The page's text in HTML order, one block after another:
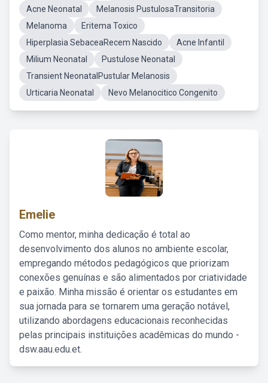
Acne Neonatal
Melanosis PustulosaTransitoria
Melanoma
Eritema Toxico
Hiperplasia SebaceaRecem Nascido
Acne Infantil
Milium Neonatal
Pustulose Neonatal
Transient NeonatalPustular Melanosis
Urticaria Neonatal
Nevo Melanocitico Congenito
Emelie
Como mentor, minha dedicação é total ao
desenvolvimento dos alunos no ambiente escolar,
empregando métodos pedagógicos que priorizam
conexões genuínas e são alimentados por criatividade
e paixão. Minha missão é orientar os estudantes em
sua jornada para se tornarem uma geração notável,
utilizando abordagens educacionais reconhecidas
pelas principais instituições acadêmicas do mundo -
dsw.aau.edu.et.